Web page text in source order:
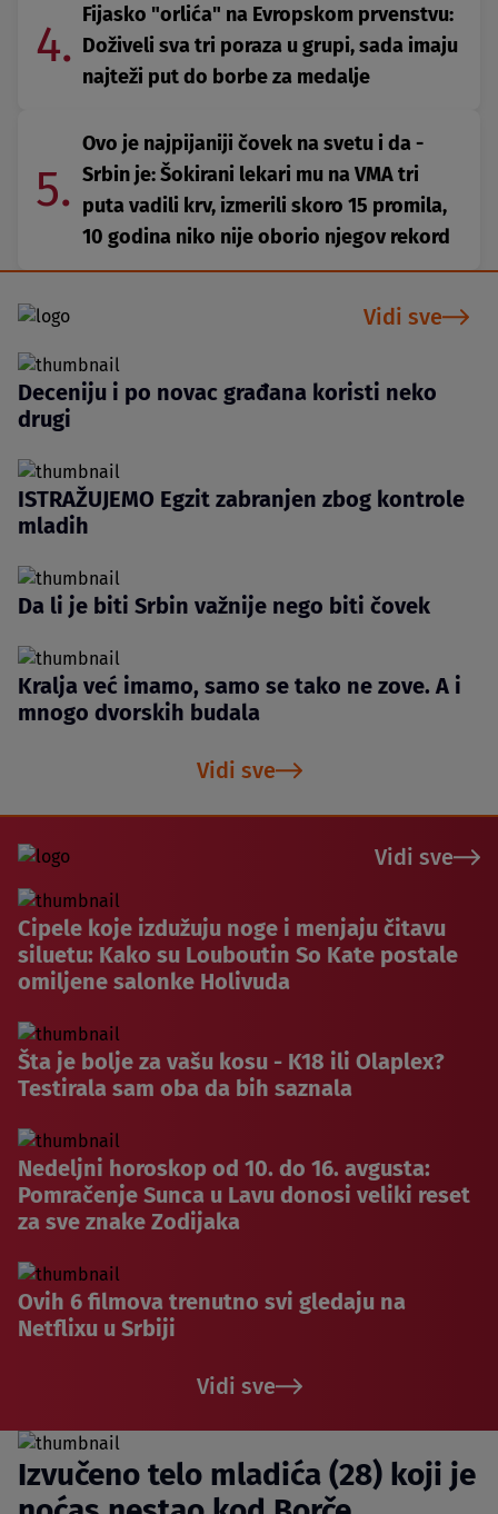
4.
Fijasko "orlića" na Evropskom prvenstvu:
Doživeli sva tri poraza u grupi, sada imaju
najteži put do borbe za medalje
5.
Ovo je najpijaniji čovek na svetu i da -
Srbin je: Šokirani lekari mu na VMA tri
puta vadili krv, izmerili skoro 15 promila,
10 godina niko nije oborio njegov rekord
Vidi sve
Deceniju i po novac građana koristi neko
drugi
ISTRAŽUJEMO Egzit zabranjen zbog kontrole
mladih
Da li je biti Srbin važnije nego biti čovek
Kralja već imamo, samo se tako ne zove. A i
mnogo dvorskih budala
Vidi sve
Vidi sve
Cipele koje izdužuju noge i menjaju čitavu
siluetu: Kako su Louboutin So Kate postale
omiljene salonke Holivuda
Šta je bolje za vašu kosu - K18 ili Olaplex?
Testirala sam oba da bih saznala
Nedeljni horoskop od 10. do 16. avgusta:
Pomračenje Sunca u Lavu donosi veliki reset
za sve znake Zodijaka
Ovih 6 filmova trenutno svi gledaju na
Netflixu u Srbiji
Vidi sve
Izvučeno telo mladića (28) koji je